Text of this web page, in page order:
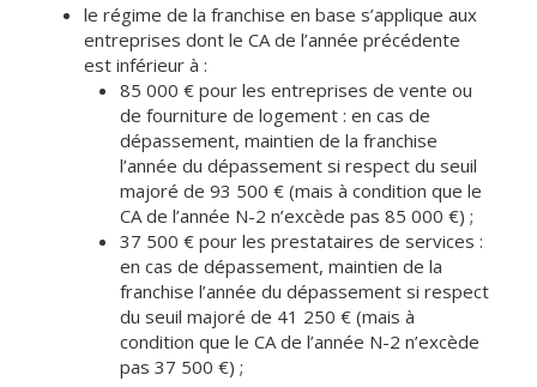
le régime de la franchise en base s’applique aux
entreprises dont le CA de l’année précédente
est inférieur à :
85 000 € pour les entreprises de vente ou
de fourniture de logement : en cas de
dépassement, maintien de la franchise
l’année du dépassement si respect du seuil
majoré de 93 500 € (mais à condition que le
CA de l’année N-2 n’excède pas 85 000 €) ;
37 500 € pour les prestataires de services :
en cas de dépassement, maintien de la
franchise l’année du dépassement si respect
du seuil majoré de 41 250 € (mais à
condition que le CA de l’année N-2 n’excède
pas 37 500 €) ;